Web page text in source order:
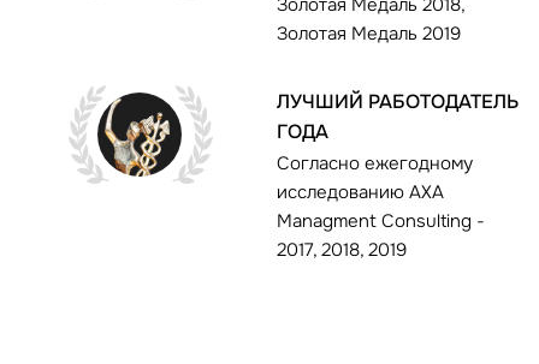
Золотая Медаль 2018,
Золотая Медаль 2019
ЛУЧШИЙ РАБОТОДАТЕЛЬ
ГОДА
Согласно ежегодному
исследованию AXA
Managment Consulting -
2017, 2018, 2019